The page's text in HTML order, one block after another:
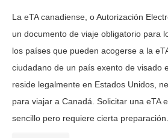
La eTA canadiense, o Autorización
un documento de viaje obligatorio para
los países que pueden acogerse a la
ciudadano de un país exento de visado
reside legalmente en Estados Unidos,
para viajar a Canadá. Solicitar una eTA
sencillo pero requiere cierta